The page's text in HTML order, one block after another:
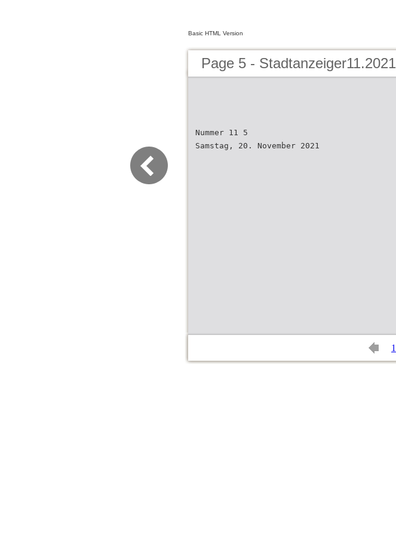
Basic HTML Version
Page 5 - Stadtanzeiger11.2021
Nummer 11 5
Samstag, 20. November 2021
1